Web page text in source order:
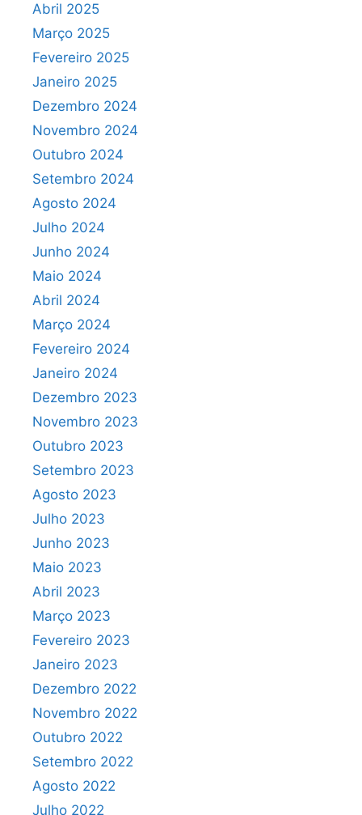
Abril 2025
Março 2025
Fevereiro 2025
Janeiro 2025
Dezembro 2024
Novembro 2024
Outubro 2024
Setembro 2024
Agosto 2024
Julho 2024
Junho 2024
Maio 2024
Abril 2024
Março 2024
Fevereiro 2024
Janeiro 2024
Dezembro 2023
Novembro 2023
Outubro 2023
Setembro 2023
Agosto 2023
Julho 2023
Junho 2023
Maio 2023
Abril 2023
Março 2023
Fevereiro 2023
Janeiro 2023
Dezembro 2022
Novembro 2022
Outubro 2022
Setembro 2022
Agosto 2022
Julho 2022